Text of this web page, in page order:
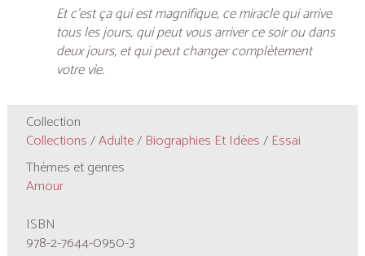
Et c’est ça qui est magnifique, ce miracle qui arrive
tous les jours, qui peut vous arriver ce soir ou dans
deux jours, et qui peut changer complètement
votre vie.
Collection
Collections/Adulte/ Biographies Et Idées/ Essai
Thèmes et genres
Amour
ISBN
978-2-7644-0950-3